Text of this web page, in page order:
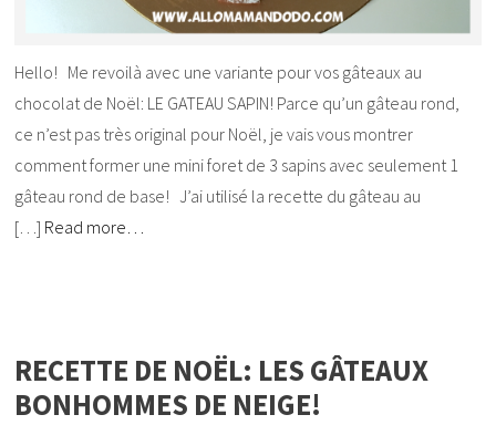
Hello! Me revoilà avec une variante pour vos gâteaux au
chocolat de Noël: LE GATEAU SAPIN! Parce qu’un gâteau rond,
ce n’est pas très original pour Noël, je vais vous montrer
comment former une mini foret de 3 sapins avec seulement 1
gâteau rond de base! J’ai utilisé la recette du gâteau au
[…] Read more…
RECETTE DE NOËL: LES GÂTEAUX
BONHOMMES DE NEIGE!